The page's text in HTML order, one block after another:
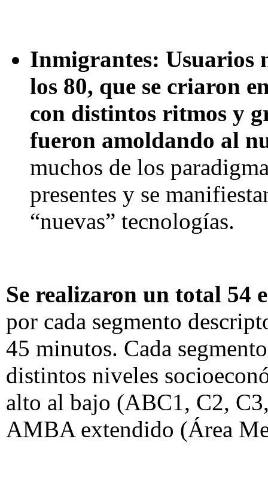
Inmigrantes: Usuarios
los 80, que se criaron
con distintos ritmos y
fueron amoldando al
muchos de los
presentes y se
“nuevas” tecnologías.
Se realizaron un total 54
por cada segmento
45 minutos. Cada
distintos niveles
alto al bajo (ABC1, C2,
AMBA extendido (Área